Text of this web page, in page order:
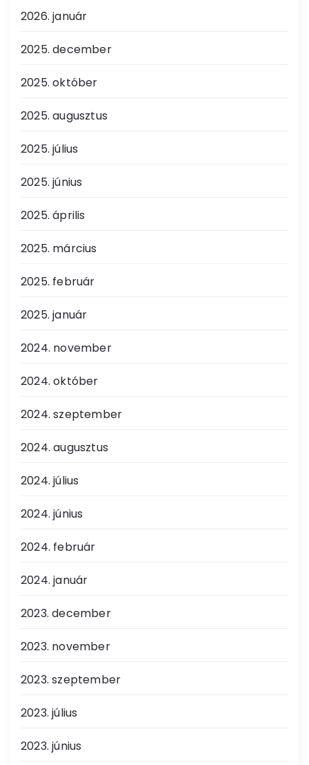
2026. január
2025. december
2025. október
2025. augusztus
2025. július
2025. június
2025. április
2025. március
2025. február
2025. január
2024. november
2024. október
2024. szeptember
2024. augusztus
2024. július
2024. június
2024. február
2024. január
2023. december
2023. november
2023. szeptember
2023. július
2023. június